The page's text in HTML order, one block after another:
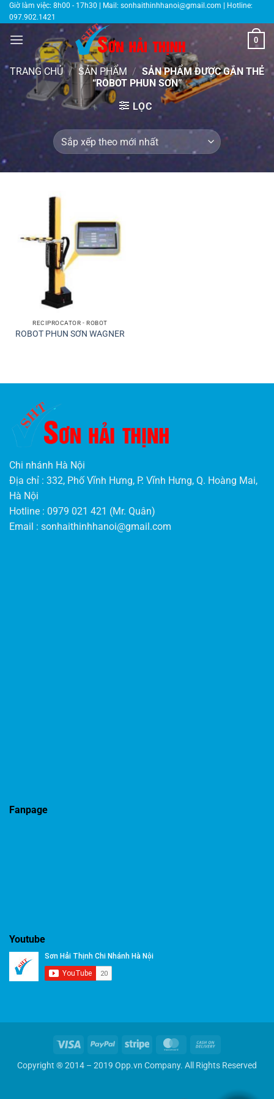
Bỏ
qua
nội
Giờ làm việc: 8h00 - 17h30 | Mail: sonhaithinhhanoi@gmail.com | Hotline:
097.902.1421
0
TRANG CHỦ / SẢN PHẨM / SẢN PHẨM ĐƯỢC GẮN THẺ
“ROBOT PHUN SƠN”
LỌC
RECIPROCATOR - ROBOT
ROBOT PHUN SƠN WAGNER
Chi nhánh Hà Nội
Địa chỉ : 332, Phố Vĩnh Hưng, P. Vĩnh Hưng, Q. Hoàng Mai,
Hà Nội
Hotline : 0979 021 421 (Mr. Quân)
Email : sonhaithinhhanoi@gmail.com
Fanpage
Youtube
Visa PayPal Stripe MasterCard
Delivery
Copyright ® 2014 – 2019 Opp.vn Company. All Rights Reserved